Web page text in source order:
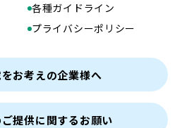
各種ガイドライン
プライバシーポリシー
お考えの企業様へ
提供に関するお願い